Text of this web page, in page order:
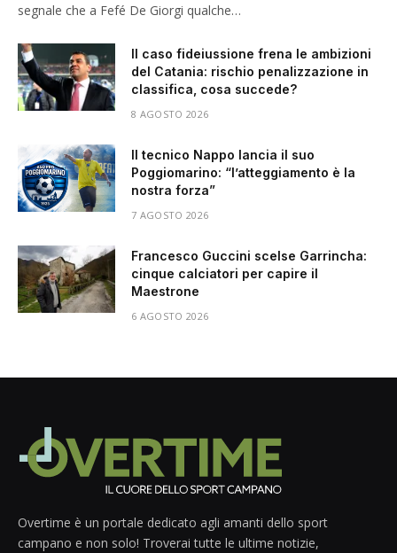
segnale che a Fefé De Giorgi qualche…
Il caso fideiussione frena le ambizioni
del Catania: rischio penalizzazione in
classifica, cosa succede?
8 AGOSTO 2026
Il tecnico Nappo lancia il suo
Poggiomarino: “l’atteggiamento è la
nostra forza”
7 AGOSTO 2026
Francesco Guccini scelse Garrincha:
cinque calciatori per capire il
Maestrone
6 AGOSTO 2026
Overtime è un portale dedicato agli amanti dello sport
campano e non solo! Troverai tutte le ultime notizie,